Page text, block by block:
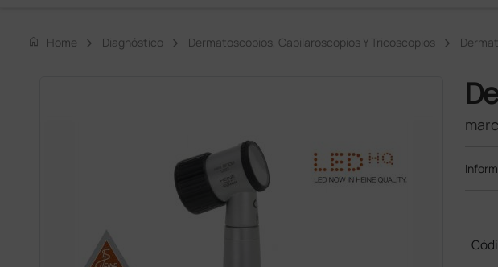
home Home Diagnóstico Dermatoscopios, Capilaroscopios Y Tricoscopios